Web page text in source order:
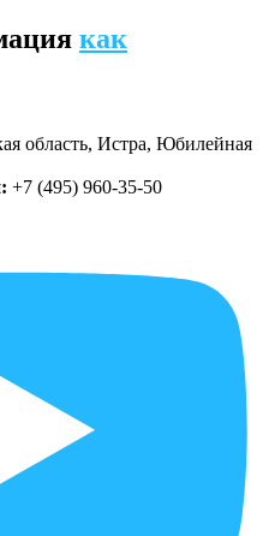
как
область, Истра, Юбилейная
+7 (495) 960-35-50